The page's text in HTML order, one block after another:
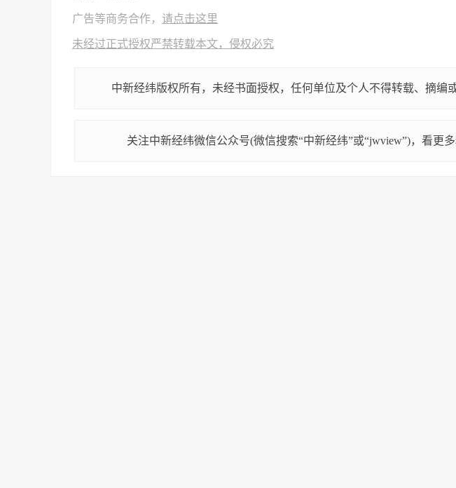
广告等商务合作， 请点击这里
未经过正式授权严禁转载本文，侵权必究
中新经纬版权所有，未经书面授权，任何单位及个人不得转载、摘编
关注中新经纬微信公众号(微信搜索“中新经纬”或“jwview”)，看更多